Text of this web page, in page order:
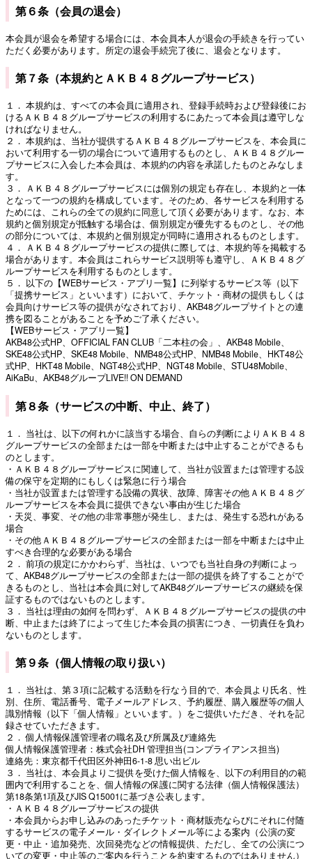
第６条（会員の退会）
本会員が退会を希望する場合には、本会員本人が退会の手続きを行ってい
ただく必要があります。所定の退会手続完了後に、退会となります。
第７条（本規約とＡＫＢ４８グループサービス）
１． 本規約は、すべての本会員に適用され、登録手続時および登録後にお
けるＡＫＢ４８グループサービスの利用するにあたって本会員は遵守しな
ければなりません。
２． 本規約は、当社が提供するＡＫＢ４８グループサービスを、本会員に
おいて利用する一切の場合について適用するものとし、ＡＫＢ４８グルー
プサービスに入会した本会員は、本規約の内容を承諾したものとみなしま
す。
３． ＡＫＢ４８グループサービスには個別の規定も存在し、本規約と一体
となって一つの規約を構成しています。そのため、各サービスを利用する
ためには、これらの全ての規約に同意して頂く必要があります。なお、本
規約と個別規定が抵触する場合は、個別規定が優先するものとし、その他
の部分については、本規約と個別規定が同時に適用されるものとします。
４． ＡＫＢ４８グループサービスの提供に際しては、本規約等を掲載する
場合があります。本会員はこれらサービス説明等も遵守し、ＡＫＢ４８グ
ループサービスを利用するものとします。
５． 以下の【WEBサービス・アプリ一覧】に列挙するサービス等（以下
「提携サービス」といいます）において、チケット・商材の提供もしくは
会員向けサービス等の提供がなされており、AKB48グループサイトとの連
携を図ることがあることを予めご了承ください。
【WEBサービス・アプリ一覧】
AKB48公式HP、OFFICIAL FAN CLUB「二本柱の会」、AKB48 Mobile、
SKE48公式HP、SKE48 Mobile、NMB48公式HP、NMB48 Mobile、HKT48公
式HP、HKT48 Mobile、NGT48公式HP、NGT48 Mobile、STU48Mobile、
AiKaBu、AKB48グループLIVE!! ON DEMAND
第８条（サービスの中断、中止、終了）
１． 当社は、以下の何れかに該当する場合、自らの判断によりＡＫＢ４８
グループサービスの全部または一部を中断または中止することができるも
のとします。
・ＡＫＢ４８グループサービスに関連して、当社が設置または管理する設
備の保守を定期的にもしくは緊急に行う場合
・当社が設置または管理する設備の異状、故障、障害その他ＡＫＢ４８グ
ループサービスを本会員に提供できない事由が生じた場合
・天災、事変、その他の非常事態が発生し、または、発生する恐れがある
場合
・その他ＡＫＢ４８グループサービスの全部または一部を中断または中止
すべき合理的な必要がある場合
２． 前項の規定にかかわらず、当社は、いつでも当社自身の判断によっ
て、AKB48グループサービスの全部または一部の提供を終了することがで
きるものとし、当社は本会員に対してAKB48グループサービスの継続を保
証するものではないものとします。
３． 当社は理由の如何を問わず、ＡＫＢ４８グループサービスの提供の中
断、中止または終了によって生じた本会員の損害につき、一切責任を負わ
ないものとします。
第９条（個人情報の取り扱い）
１． 当社は、第３項に記載する活動を行なう目的で、本会員より氏名、性
別、住所、電話番号、電子メールアドレス、予約履歴、購入履歴等の個人
識別情報（以下「個人情報」といいます。）をご提供いただき、それを記
録させていただきます。
２． 個人情報保護管理者の職名及び所属及び連絡先
個人情報保護管理者：株式会社DH 管理担当(コンプライアンス担当)
連絡先：東京都千代田区外神田6-1-8 思い出ビル
３． 当社は、本会員よりご提供を受けた個人情報を、以下の利用目的の範
囲内で利用することを、個人情報の保護に関する法律（個人情報保護法）
第18条第1項及びJIS Q15001に基づき公表します。
・ＡＫＢ４８グループサービスの提供
・本会員からお申し込みのあったチケット・商材販売ならびにそれに付随
するサービスの電子メール・ダイレクトメール等による案内（公演の変
更・中止・追加発売、次回発売などの情報提供、ただし、全ての公演につ
いての変更・中止等のご案内を行うことを約束するものではありません）